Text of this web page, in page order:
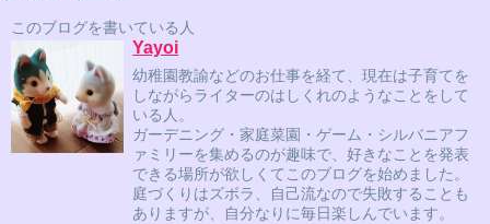
このブログを書いている人
Yayoi
幼稚園教諭などのお仕事を経て、現在は子育てを
しながらライターのはしくれのようなことをして
いる人。
ガーデニング・家庭菜園・ゲーム・シルバニアフ
ァミリーを集めるのが趣味で、好きなことを発表
できる場所が欲しくてこのブログを始めました。
庭づくりはズボラ、自己流なので失敗することも
ありますが、自分なりに毎日楽しんでいます。